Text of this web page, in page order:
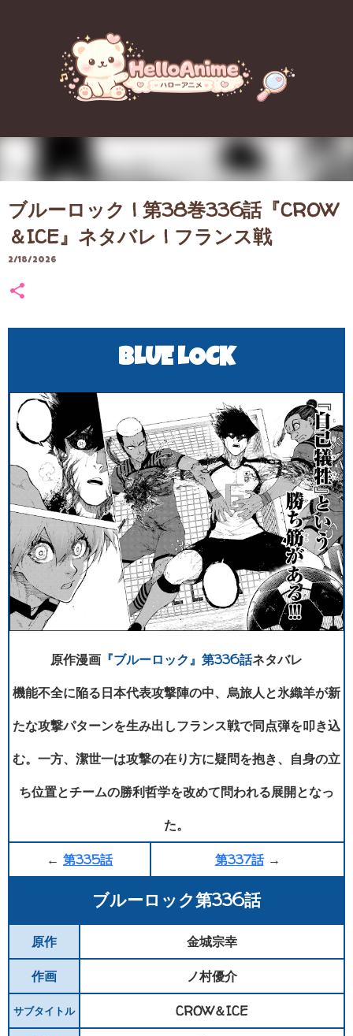
ブルーロック | 第38巻336話『CROW
＆ICE』ネタバレ | フランス戦
2/18/2026
BLUE LOCK
原作漫画 『ブルーロック』第336話ネタバレ
機能不全に陥る日本代表攻撃陣の中、烏旅人と氷織羊が新
たな攻撃パターンを生み出しフランス戦で同点弾を叩き込
む。一方、潔世一は攻撃の在り方に疑問を抱き、自身の立
ち位置とチームの勝利哲学を改めて問われる展開となっ
た。
← 第335話 第337話→
ブルーロック第336話
原作
金城宗幸
作画
ノ村優介
サブタイトル
CROW＆ICE